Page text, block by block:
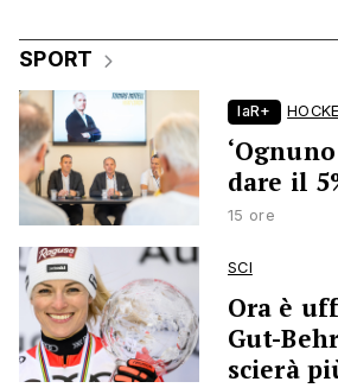
SPORT
laR+
dare il
15 ore
SCI
Ora è
Gut-
scierà